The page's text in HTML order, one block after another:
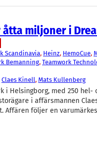
miljoner i
Scandinavia, Heinz, HemoCue,
Bemanning, Teamwork
Claes Kinell, Mats Kullenberg
i Helsingborg, med 250 hel-
i affärsmannen
Affären följer en